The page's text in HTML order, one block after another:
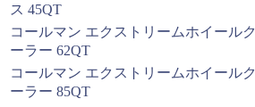
ス 45QT
コールマン エクストリームホイールク
ーラー 62QT
コールマン エクストリームホイールク
ーラー 85QT